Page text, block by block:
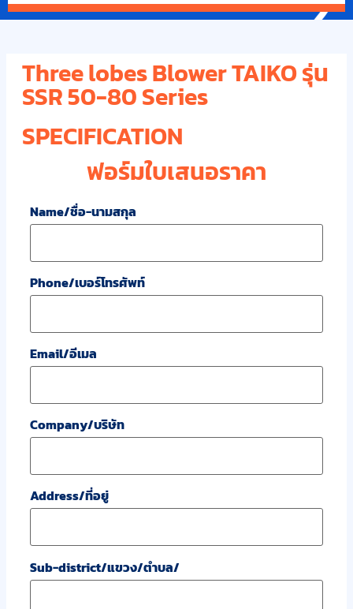
Three lobes Blower TAIKO รุ่น
SSR 50-80 Series
SPECIFICATION
ฟอร์มใบเสนอราคา
Name/ชื่อ-นามสกุล
Phone/เบอร์โทรศัพท์
Email/อีเมล
Company/บริษัท
Address/ที่อยู่
Sub-district/แขวง/ตำบล/